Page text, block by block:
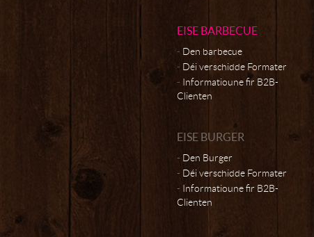
EISE BARBECUE
Den barbecue
Déi verschidde Formater
Informatioune fir B2B-
Clienten
EISE BURGER
Den Burger
Déi verschidde Formater
Informatioune fir B2B-
Clienten